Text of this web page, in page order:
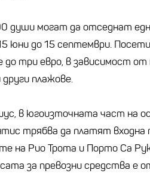
души могат да отседнат
юни до 15 септември.
три евро, в зависимост от
плажове.
в югоизточната част на
трябва да платят входна
на Рио Трота и Порто Са
за превозни средства е